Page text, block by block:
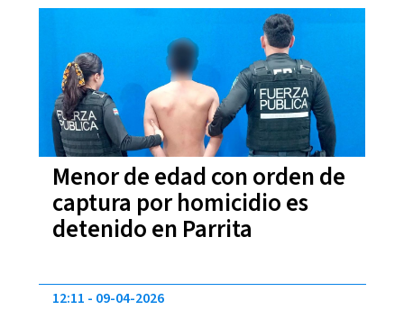
Menor de edad con orden de
captura por homicidio es
detenido en Parrita
12:11 09-04-2026